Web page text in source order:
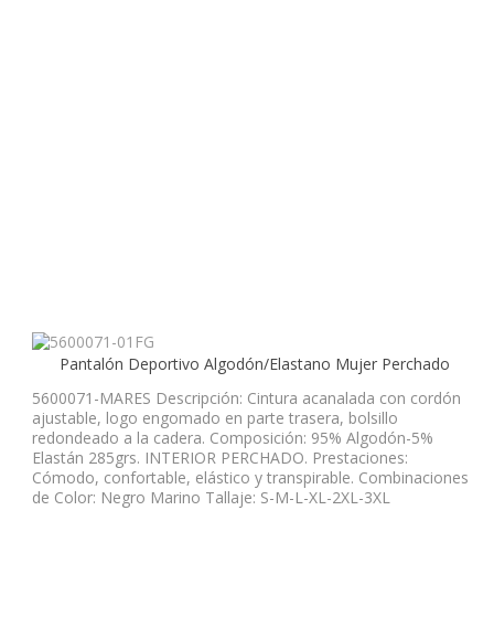
Pantalón Deportivo Algodón/Elastano Mujer Perchado
5600071-MARES Descripción: Cintura acanalada con cordón
ajustable, logo engomado en parte trasera, bolsillo
redondeado a la cadera. Composición: 95% Algodón-5%
Elastán 285grs. INTERIOR PERCHADO. Prestaciones:
Cómodo, confortable, elástico y transpirable. Combinaciones
de Color: Negro Marino Tallaje: S-M-L-XL-2XL-3XL